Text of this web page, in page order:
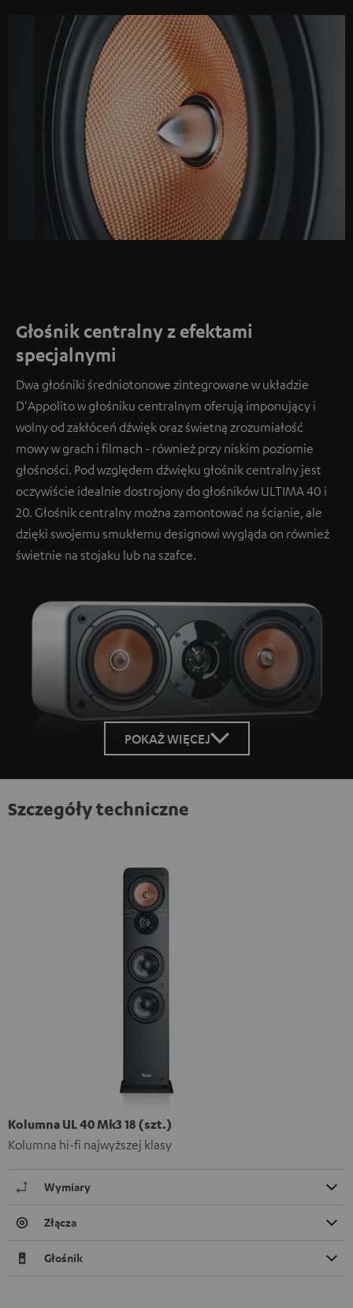
Głośnik centralny z efektami
specjalnymi
Dwa głośniki średniotonowe zintegrowane w układzie
D'Appolito w głośniku centralnym oferują imponujący i
wolny od zakłóceń dźwięk oraz świetną zrozumiałość
mowy w grach i filmach - również przy niskim poziomie
głośności. Pod względem dźwięku głośnik centralny jest
oczywiście idealnie dostrojony do głośników ULTIMA 40 i
20. Głośnik centralny można zamontować na ścianie, ale
dzięki swojemu smukłemu designowi wygląda on również
świetnie na stojaku lub na szafce.
POKAŻ WIĘCEJ
Szczegóły techniczne
Kolumna UL 40 Mk3 18 (szt.)
Kolumna hi-fi najwyższej klasy
Wymiary
Złącza
Głośnik